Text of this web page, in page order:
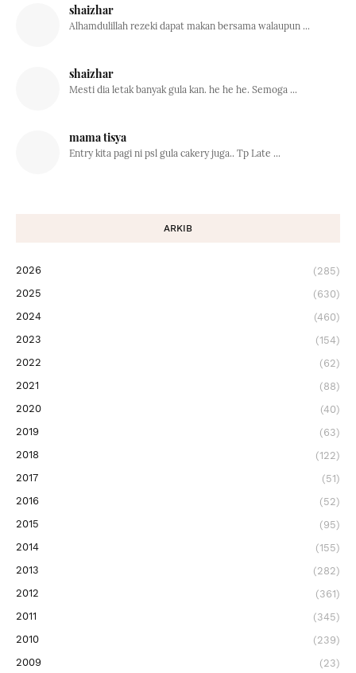
shaizhar
Alhamdulillah rezeki dapat makan bersama walaupun ...
shaizhar
Mesti dia letak banyak gula kan. he he he. Semoga ...
mama tisya
Entry kita pagi ni psl gula cakery juga.. Tp Late ...
ARKIB
2026
(285)
2025
(630)
2024
(460)
2023
(154)
2022
(62)
2021
(88)
2020
(40)
2019
(63)
2018
(122)
2017
(51)
2016
(52)
2015
(95)
2014
(155)
2013
(282)
2012
(361)
2011
(345)
2010
(239)
2009
(23)